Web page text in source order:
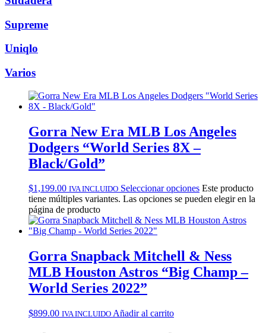
Supreme
Uniqlo
Varios
Gorra New Era MLB Los Angeles
Dodgers “World Series 8X –
Black/Gold”
$1,199.00 IVA INCLUIDO Seleccionar opciones Este producto
tiene múltiples variantes. Las opciones se pueden elegir en la
página de producto
Gorra Snapback Mitchell & Ness
MLB Houston Astros “Big Champ –
World Series 2022”
$899.00 IVA INCLUIDO Añadir al carrito